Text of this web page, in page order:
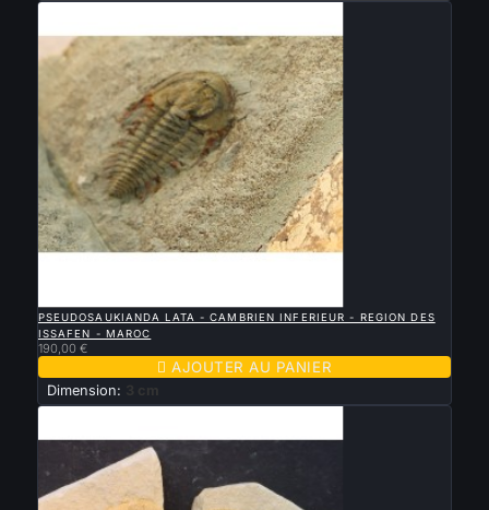
PSEUDOSAUKIANDA LATA - CAMBRIEN INFERIEUR - REGION DES
ISSAFEN - MAROC
190,00 €
 AJOUTER AU PANIER
Dimension: 3 cm